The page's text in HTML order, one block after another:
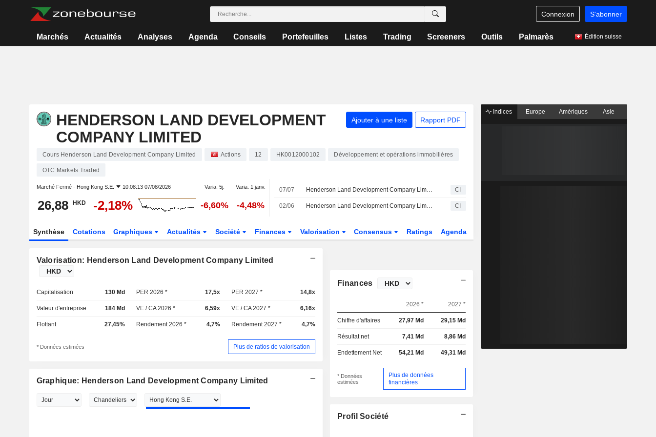
Connexion S'abonner
Marchés Actualités Analyses Agenda Conseils Portefeuilles Listes Trading Screeners Outils Palmarès Édition suisse
HENDERSON LAND DEVELOPMENT
COMPANY LIMITED
Ajouter à une liste Rapport PDF
Cours Henderson Land Development Company Limited Actions 12 HK0012000102 Développement et opérations immobilières
OTC Markets Traded
Marché Fermé - Hong Kong S.E. 10:08:13 07/08/2026 Varia. 5j. Varia. 1 janv.
26,88 HKD -2,18% -6,60% -4,48%
07/07 Henderson Land Development Company Limited annonce des changements au sein de son conseil d'administration et de ses comités CI
02/06 Henderson Land Development Company Limited approuve le versement d'un dividende final CI
Synthèse Cotations Graphiques Actualités Société Finances Valorisation Consensus Ratings Agenda
Valorisation: Henderson Land Development Company Limited
Capitalisation 130 Md PER 2026 * 17,5x PER 2027 * 14,8x
Valeur d'entreprise 184 Md VE / CA 2026 * 6,59x VE / CA 2027 * 6,16x
Flottant 27,45% Rendement 2026 * 4,7% Rendement 2027 * 4,7%
* Données estimées Plus de ratios de valorisation
Graphique: Henderson Land Development Company Limited
Finances
2026 * 2027 *
Chiffre d'affaires 27,97 Md 29,15 Md
Résultat net 7,41 Md 8,86 Md
Endettement Net 54,21 Md 49,31 Md
* Données
estimées
Plus de données
financières
Profil Société
Indices Europe Amériques Asie